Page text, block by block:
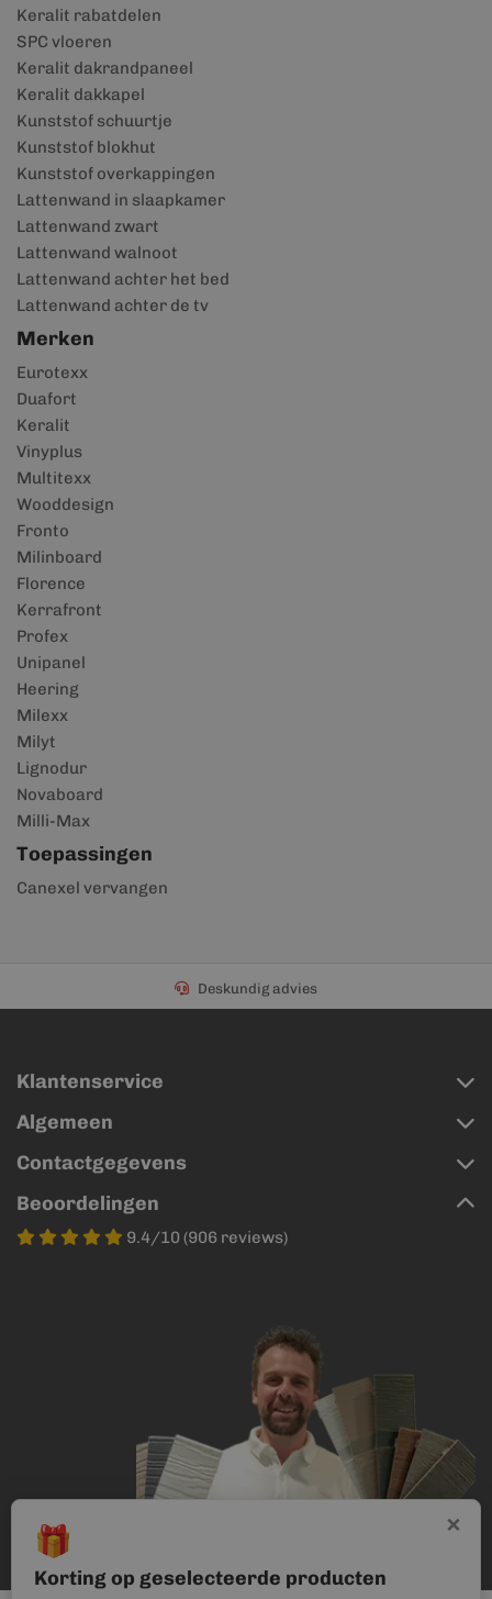
Keralit rabatdelen
SPC vloeren
Keralit dakrandpaneel
Keralit dakkapel
Kunststof schuurtje
Kunststof blokhut
Kunststof overkappingen
Lattenwand in slaapkamer
Lattenwand zwart
Lattenwand walnoot
Lattenwand achter het bed
Lattenwand achter de tv
Merken
Eurotexx
Duafort
Keralit
Vinyplus
Multitexx
Wooddesign
Fronto
Milinboard
Florence
Kerrafront
Profex
Unipanel
Heering
Milexx
Milyt
Lignodur
Novaboard
Milli-Max
Toepassingen
Canexel vervangen
Deskundig advies
Klantenservice
Algemeen
Contactgegevens
Beoordelingen
9.4/10 (906 reviews)
×
🎁
Korting op geselecteerde producten